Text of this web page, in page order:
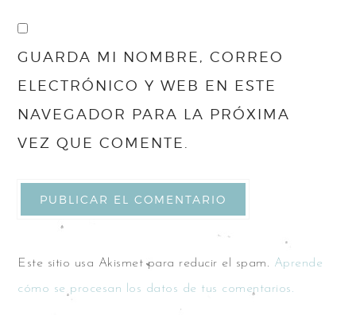
GUARDA MI NOMBRE, CORREO
ELECTRÓNICO Y WEB EN ESTE
NAVEGADOR PARA LA PRÓXIMA
VEZ QUE COMENTE.
Este sitio usa Akismet para reducir el spam. Aprende
cómo se procesan los datos de tus comentarios.